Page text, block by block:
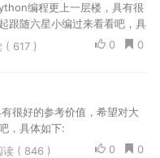
编程更上一层楼，具有很
跟随六星小编过来看看吧，具
0
0
( 617 )
很好的参考价值，希望对大
，具体如下:
0
0
读 ( 846 )